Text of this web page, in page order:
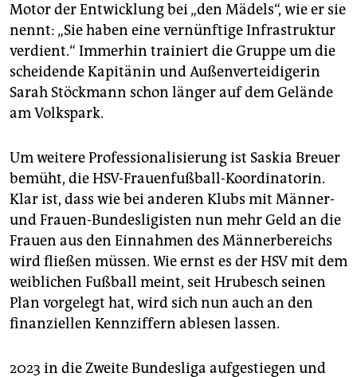
Motor der Entwicklung bei „den Mädels“, wie er sie
nennt: „Sie haben eine vernünftige Infrastruktur
verdient.“ Immerhin trainiert die Gruppe um die
scheidende Kapitänin und Außenverteidigerin
Sarah Stöckmann schon länger auf dem Gelände
am Volkspark.
Um weitere Professionalisierung ist Saskia Breuer
bemüht, die HSV-Frauenfußball-Koordinatorin.
Klar ist, dass wie bei anderen Klubs mit Männer-
und Frauen-Bundesligisten nun mehr Geld an die
Frauen aus den Einnahmen des Männerbereichs
wird fließen müssen. Wie ernst es der HSV mit dem
weiblichen Fußball meint, seit Hrubesch seinen
Plan vorgelegt hat, wird sich nun auch an den
finanziellen Kennziffern ablesen lassen.
2023 in die Zweite Bundesliga aufgestiegen und